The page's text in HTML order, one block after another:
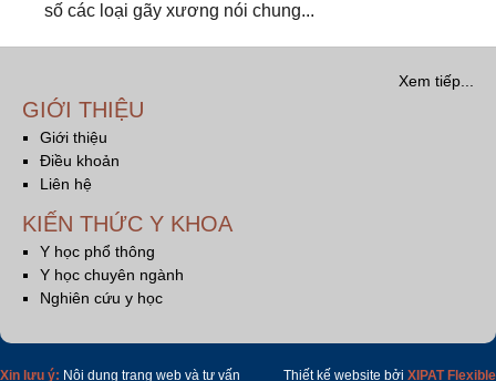
số các loại gãy xương nói chung...
Xem tiếp...
GIỚI THIỆU
Giới thiệu
Điều khoản
Liên hệ
KIẾN THỨC Y KHOA
Y học phổ thông
Y học chuyên ngành
Nghiên cứu y học
Xin lưu ý: Nội dung trang web và tư vấn Thiết kế website bởi XIPAT Flexible